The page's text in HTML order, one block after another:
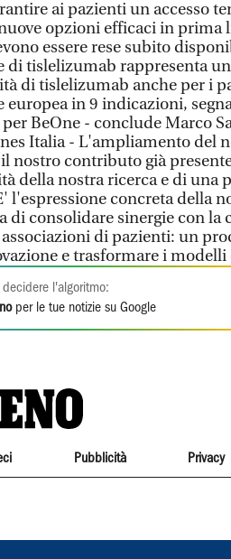
ai pazienti un accesso
opzioni efficaci in prima
essere rese subito
di tislelizumab rappresenta
di tislelizumab anche per i
in 9 indicazioni,
BeOne - conclude Marco
Italia - L'ampliamento del
nostro contributo già
della nostra ricerca e di una
l'espressione concreta della
di consolidare sinergie con la
di pazienti: un
e trasformare i modelli
decidere l'algoritmo:
per le tue notizie su Google
Pubblicità Privacy